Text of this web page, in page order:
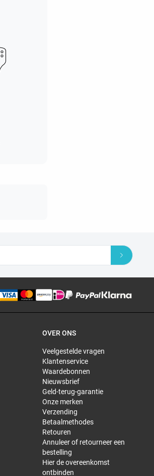
OVER ONS
Veelgestelde vragen
Klantenservice
Waardebonnen
Nieuwsbrief
Geld-terug-garantie
Onze merken
Verzending
Betaalmethodes
Retouren
Annuleer of retourneer een
bestelling
Hier de overeenkomst
ontbinden